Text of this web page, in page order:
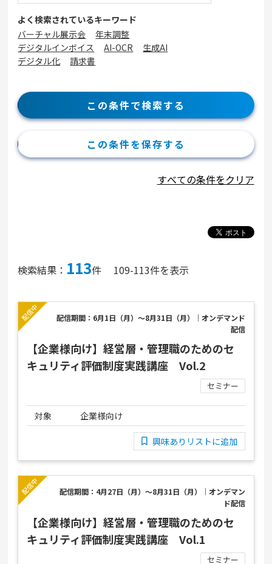
よく検索されているキーワード
バーチャル展示会
年末調整
デジタルインボイス
AI-OCR
生成AI
デジタル化
請求書
この条件で検索する
この条件を保存する
すべての条件をクリア
検索結果： 113件 109-113件を表示
配信期間：6月1日（月）～8月31日（月）｜オンデマンド
配信
【企業様向け】経営層・管理職のためのセ
キュリティ評価制度実践講座 Vol.2
セミナー
対象 企業様向け
興味ありリストに追加
配信期間：4月27日（月）～8月31日（月）｜オンデマン
ド配信
【企業様向け】経営層・管理職のためのセ
キュリティ評価制度実践講座 Vol.1
セミナー